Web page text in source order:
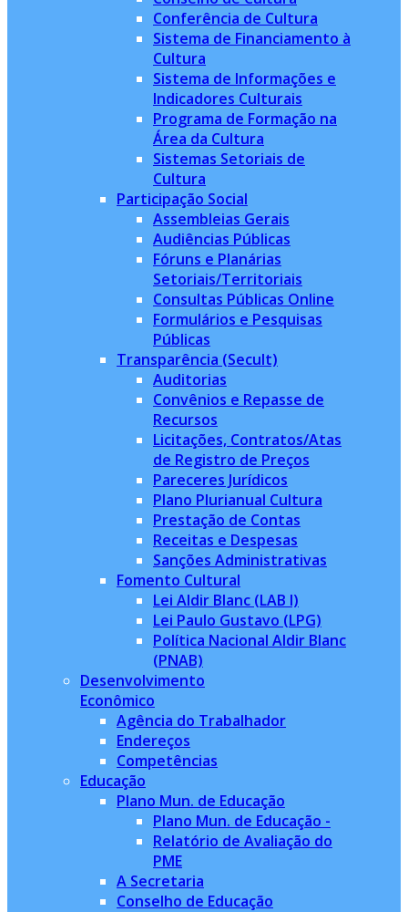
Conferência de Cultura
Sistema de Financiamento à
Cultura
Sistema de Informações e
Indicadores Culturais
Programa de Formação na
Área da Cultura
Sistemas Setoriais de
Cultura
Participação Social
Assembleias Gerais
Audiências Públicas
Fóruns e Planárias
Setoriais/Territoriais
Consultas Públicas Online
Formulários e Pesquisas
Públicas
Transparência (Secult)
Auditorias
Convênios e Repasse de
Recursos
Licitações, Contratos/Atas
de Registro de Preços
Pareceres Jurídicos
Plano Plurianual Cultura
Prestação de Contas
Receitas e Despesas
Sanções Administrativas
Fomento Cultural
Lei Aldir Blanc (LAB I)
Lei Paulo Gustavo (LPG)
Política Nacional Aldir Blanc
(PNAB)
Desenvolvimento
Econômico
Agência do Trabalhador
Endereços
Competências
Educação
Plano Mun. de Educação
Plano Mun. de Educação -
Relatório de Avaliação do
PME
A Secretaria
Conselho de Educação